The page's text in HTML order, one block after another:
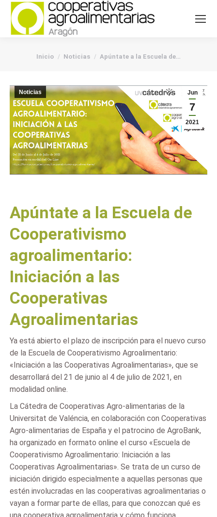
You are here:
Inicio Noticias Apúntate a la Escuela de…
Jun
7
2021
Noticias
Apúntate a la Escuela de
Cooperativismo
agroalimentario:
Iniciación a las
Cooperativas
Agroalimentarias
Ya está abierto el plazo de inscripción para el nuevo curso
de la Escuela de Cooperativismo Agroalimentario:
«Iniciación a las Cooperativas Agroalimentarias», que se
desarrollará del 21 de junio al 4 de julio de 2021, en
modalidad online.
La Cátedra de Cooperativas Agro-alimentarias de la
Universitat de Valéncia, en colaboración con Cooperativas
Agro-alimentarias de España y el patrocino de AgroBank,
ha organizado en formato online el curso «Escuela de
Cooperativismo Agroalimentario: Iniciación a las
Cooperativas Agroalimentarias». Se trata de un curso de
iniciación dirigido especialmente a aquellas personas que
estén involucradas en las cooperativas agroalimentarias o
vayan a formar parte de ellas, para que conozcan qué es